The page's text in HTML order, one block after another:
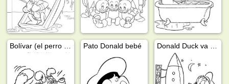
Pato Donald bebé